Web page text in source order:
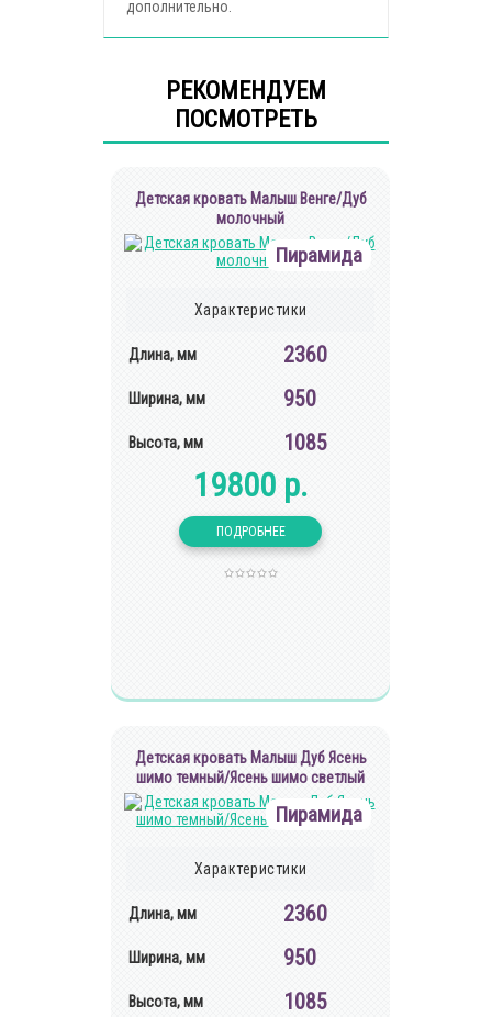
дополнительно.
РЕКОМЕНДУЕМ
ПОСМОТРЕТЬ
Детская кровать Малыш Венге/Дуб
молочный
Пирамида
Характеристики
Длина, мм 2360
Ширина, мм 950
Высота, мм 1085
19800 р.
Детская кровать Малыш Дуб Ясень
шимо темный/Ясень шимо светлый
Пирамида
Характеристики
Длина, мм 2360
Ширина, мм 950
Высота, мм 1085